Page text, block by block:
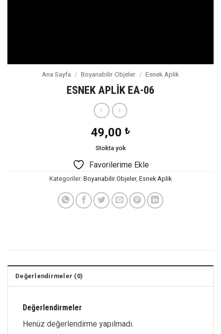
Ana Sayfa / Boyanabilir Objeler / Esnek Aplik
ESNEK APLİK EA-06
49,00 ₺
Stokta yok
Favorilerime Ekle
Kategoriler: Boyanabilir Objeler, Esnek Aplik
Değerlendirmeler (0)
Değerlendirmeler
Henüz değerlendirme yapılmadı.